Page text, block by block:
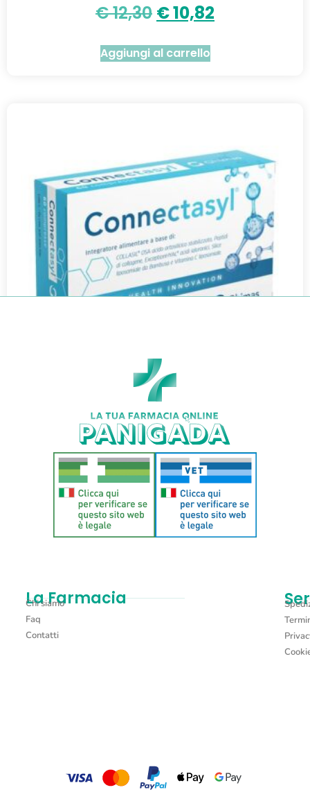
€12,30 €10,82
Aggiungi al carrello
€35,40
Aggiungi al carrello
La Farmacia
Chi siamo
Faq
Contatti